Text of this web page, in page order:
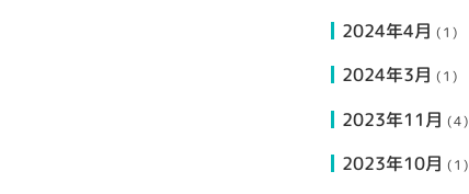
2024年4月 (1)
2024年3月 (1)
2023年11月 (4)
2023年10月 (1)